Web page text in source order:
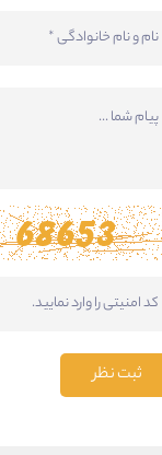
ثبت نظر